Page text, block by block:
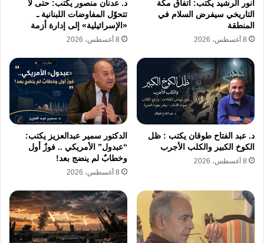
الاستراتيجية ومصالحها الوطنية، وليس استجابةً
للضغوط الخارجية أو محاولات الابتزاز السياسي.
ومن هذا المنطلق،فإن الرسالة التركية لا تستهدف
التصعيد بقدر ما تؤكد أن سيادة القرار السياسي
التركي تمثل خطًا أحمر لا يخضع للمساومة، وأن أي
محاولات للتأثير عليه عبر التهديد أو التصعيد لن
تحقق أهدافها.
وعلى الصعيد العسكري والاستراتيجي،لا تعكس
تصريحات وزير الخارجية التركي دعوة إلى مواجهة
أنور الرشيد يكتب: اتفاق مكة
التاريخي سيفرض السلام في
المنطقة
8 أغسطس، 2026
د. عدنان منصور يكتب: حتى لا
تتحوّل المفاوضات اللبنانية ـ
«الإسرائيلية» إلى إدارة أزمة
8 أغسطس، 2026
د. عبد الفتاح طوقان يكتب : ظل
الكوخ الكبير والكلب الأجرب
8 أغسطس، 2026
الدكتور سمير عبدالعزيز يكتب:
“عبدول” الأمريكي .. فوزٌ أول
وخطابٌ لم ينضج بعد!
8 أغسطس، 2026